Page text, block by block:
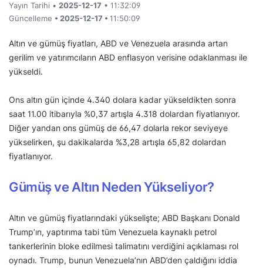
Yayın Tarihi • 2025-12-17 • 11:32:09
Güncelleme • 2025-12-17 • 11:50:09
Altın ve gümüş fiyatları, ABD ve Venezuela arasında artan
gerilim ve yatırımcıların ABD enflasyon verisine odaklanması ile
yükseldi.
Ons altın gün içinde 4.340 dolara kadar yükseldikten sonra
saat 11.00 itibarıyla %0,37 artışla 4.318 dolardan fiyatlanıyor.
Diğer yandan ons gümüş de 66,47 dolarla rekor seviyeye
yükselirken, şu dakikalarda %3,28 artışla 65,82 dolardan
fiyatlanıyor.
Gümüş ve Altın Neden Yükseliyor?
Altın ve gümüş fiyatlarındaki yükselişte; ABD Başkanı Donald
Trump’ın, yaptırıma tabi tüm Venezuela kaynaklı petrol
tankerlerinin bloke edilmesi talimatını verdiğini açıklaması rol
oynadı. Trump, bunun Venezuela’nın ABD’den çaldığını iddia